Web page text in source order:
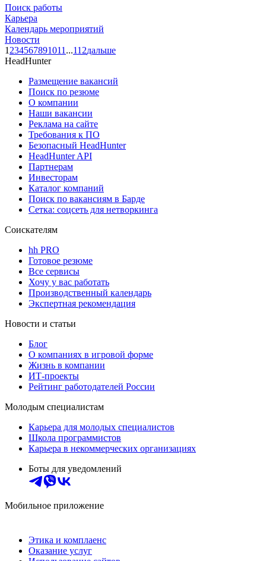
Поиск работы
Карьера
Календарь мероприятий
Новости
1 234567891011 ...112дальше
HeadHunter
Размещение вакансий
Поиск по резюме
О компании
Наши вакансии
Реклама на сайте
Требования к ПО
Безопасный HeadHunter
HeadHunter API
Партнерам
Инвесторам
Каталог компаний
Поиск по вакансиям в Барде
Сетка: соцсеть для нетворкинга
Соискателям
hh PRO
Готовое резюме
Все сервисы
Хочу у вас работать
Производственный календарь
Экспертная рекомендация
Новости и статьи
Блог
О компаниях в игровой форме
Жизнь в компании
ИТ-проекты
Рейтинг работодателей России
Молодым специалистам
Карьера для молодых специалистов
Школа программистов
Карьера в некоммерческих организациях
Боты для уведомлений
Мобильное приложение
Этика и комплаенс
Оказание услуг